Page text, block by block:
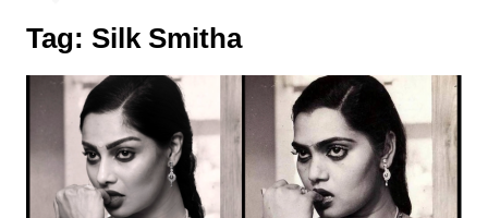
Tag: Silk Smitha